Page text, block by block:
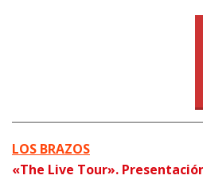
LOS BRAZOS
«The Live Tour».